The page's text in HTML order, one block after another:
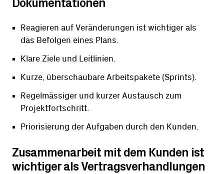
Dokumentationen
Reagieren auf Veränderungen ist wichtiger als
das Befolgen eines Plans.
Klare Ziele und Leitlinien.
Kurze, überschaubare Arbeitspakete (Sprints).
Regelmässiger und kurzer Austausch zum
Projektfortschritt.
Priorisierung der Aufgaben durch den Kunden.
Zusammenarbeit mit dem Kunden ist
wichtiger als Vertragsverhandlungen